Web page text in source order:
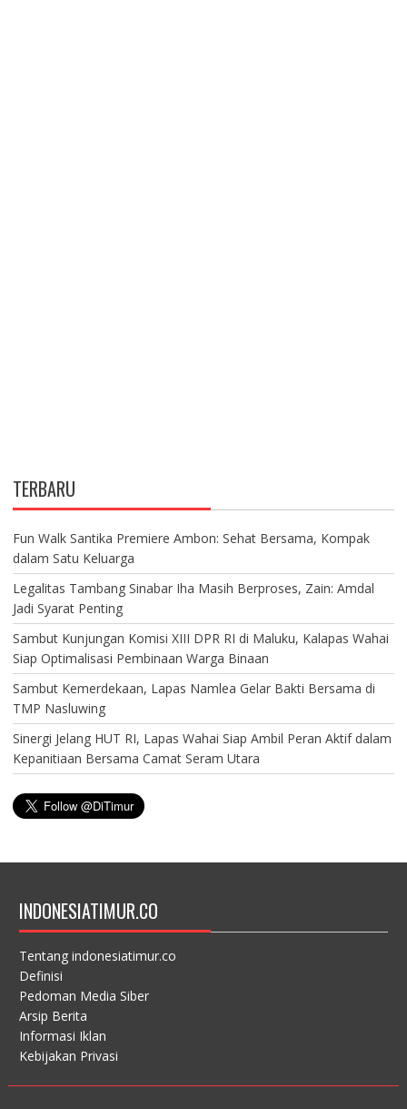
TERBARU
Fun Walk Santika Premiere Ambon: Sehat Bersama, Kompak
dalam Satu Keluarga
Legalitas Tambang Sinabar Iha Masih Berproses, Zain: Amdal
Jadi Syarat Penting
Sambut Kunjungan Komisi XIII DPR RI di Maluku, Kalapas Wahai
Siap Optimalisasi Pembinaan Warga Binaan
Sambut Kemerdekaan, Lapas Namlea Gelar Bakti Bersama di
TMP Nasluwing
Sinergi Jelang HUT RI, Lapas Wahai Siap Ambil Peran Aktif dalam
Kepanitiaan Bersama Camat Seram Utara
INDONESIATIMUR.CO
Tentang indonesiatimur.co
Definisi
Pedoman Media Siber
Arsip Berita
Informasi Iklan
Kebijakan Privasi